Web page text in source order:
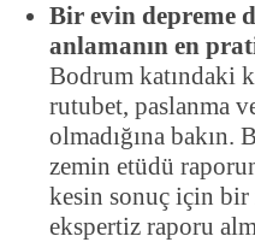
Bir evin depreme
anlamanın en
Bodrum katındaki
rutubet, paslanma
olmadığına bakın.
zemin etüdü
kesin sonuç için bir
ekspertiz raporu